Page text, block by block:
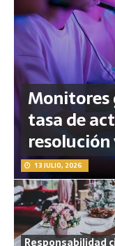
Monitores
tasa de
13 JULIO, 2026
Responsabilidad